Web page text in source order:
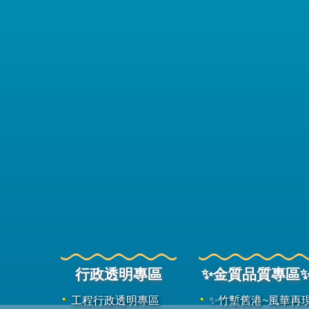
行政透明專區
工程行政透明專區
✨金質品質專區
✨竹塹舊港~風華再